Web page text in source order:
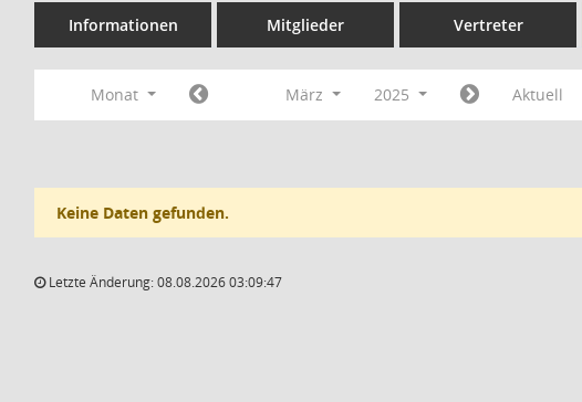
Informationen Mitglieder Vertreter
Monat März 2025 Aktuell
Keine Daten gefunden.
Letzte Änderung: 08.08.2026 03:09:47